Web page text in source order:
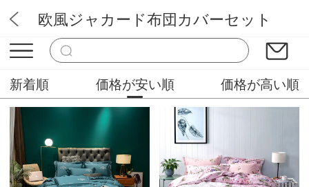
アリスランド
欧風ジャカード布団カバーセット
新着順 価格が安い順 価格が高い順